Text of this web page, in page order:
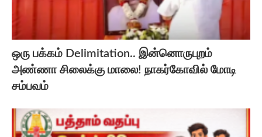
ஒரு பக்கம் Delimitation.. இன்னொருபுறம்
அண்ணா சிலைக்கு மாலை! நாகர்கோவில் மோடி
சம்பவம்